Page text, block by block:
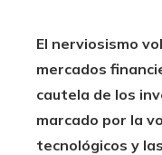
El nerviosismo
mercados
cautela de los
marcado por la
tecnológicos y